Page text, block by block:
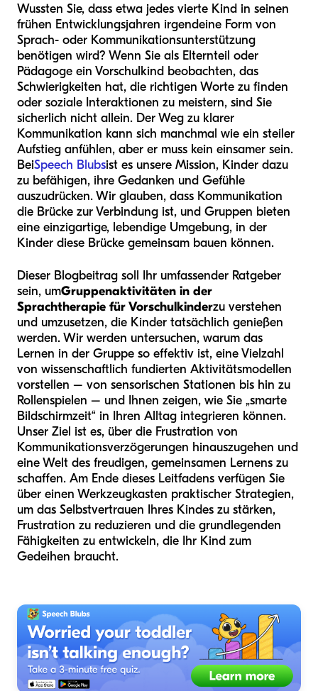
Wussten Sie, dass etwa jedes vierte Kind in seinen
frühen Entwicklungsjahren irgendeine Form von
Sprach- oder Kommunikationsunterstützung
benötigen wird? Wenn Sie als Elternteil oder
Pädagoge ein Vorschulkind beobachten, das
Schwierigkeiten hat, die richtigen Worte zu finden
oder soziale Interaktionen zu meistern, sind Sie
sicherlich nicht allein. Der Weg zu klarer
Kommunikation kann sich manchmal wie ein steiler
Aufstieg anfühlen, aber er muss kein einsamer sein.
BeiSpeech Blubsist es unsere Mission, Kinder dazu
zu befähigen, ihre Gedanken und Gefühle
auszudrücken. Wir glauben, dass Kommunikation
die Brücke zur Verbindung ist, und Gruppen bieten
eine einzigartige, lebendige Umgebung, in der
Kinder diese Brücke gemeinsam bauen können.
Dieser Blogbeitrag soll Ihr umfassender Ratgeber
sein, umGruppenaktivitäten in der
Sprachtherapie für Vorschulkinderzu verstehen
und umzusetzen, die Kinder tatsächlich genießen
werden. Wir werden untersuchen, warum das
Lernen in der Gruppe so effektiv ist, eine Vielzahl
von wissenschaftlich fundierten Aktivitätsmodellen
vorstellen – von sensorischen Stationen bis hin zu
Rollenspielen – und Ihnen zeigen, wie Sie „smarte
Bildschirmzeit“ in Ihren Alltag integrieren können.
Unser Ziel ist es, über die Frustration von
Kommunikationsverzögerungen hinauszugehen und
eine Welt des freudigen, gemeinsamen Lernens zu
schaffen. Am Ende dieses Leitfadens verfügen Sie
über einen Werkzeugkasten praktischer Strategien,
um das Selbstvertrauen Ihres Kindes zu stärken,
Frustration zu reduzieren und die grundlegenden
Fähigkeiten zu entwickeln, die Ihr Kind zum
Gedeihen braucht.